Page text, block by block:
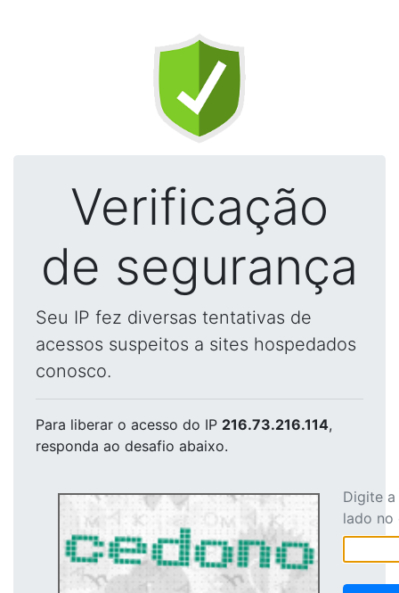
Verificação
de segurança
Seu IP fez diversas tentativas de
acessos suspeitos a sites hospedados
conosco.
Para liberar o acesso do IP 216.73.216.114,
responda ao desafio abaixo.
Digite
lado no